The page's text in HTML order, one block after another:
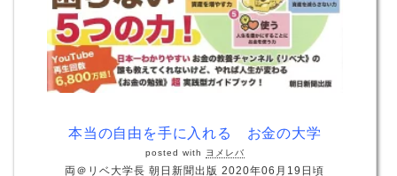
本当の自由を手に入れる お金の大学
posted with ヨメレバ
両＠リベ大学長 朝日新聞出版 2020年06月19日頃